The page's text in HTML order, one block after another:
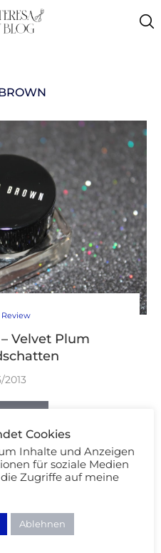
Review
Velvet Plum
2013
Cookies
Inhalte und Anzeigen
für soziale Medien
Zugriffe auf meine
Ablehnen